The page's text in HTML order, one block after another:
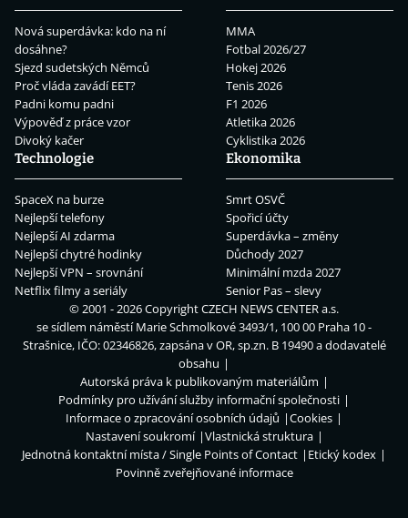
Nová superdávka: kdo na ní
dosáhne?
Sjezd sudetských Němců
Proč vláda zavádí EET?
Padni komu padni
Výpověď z práce vzor
Divoký kačer
MMA
Fotbal 2026/27
Hokej 2026
Tenis 2026
F1 2026
Atletika 2026
Cyklistika 2026
Technologie
SpaceX na burze
Nejlepší telefony
Nejlepší AI zdarma
Nejlepší chytré hodinky
Nejlepší VPN – srovnání
Netflix filmy a seriály
Ekonomika
Smrt OSVČ
Spořicí účty
Superdávka – změny
Důchody 2027
Minimální mzda 2027
Senior Pas – slevy
© 2001 - 2026 CopyrightCZECH NEWS CENTER a.s.
se sídlem náměstí Marie Schmolkové 3493/1, 100 00 Praha 10 -
Strašnice, IČO: 02346826, zapsána v OR, sp.zn. B 19490 a dodavatelé
obsahu
Autorská práva k publikovaným materiálům
Podmínky pro užívání služby informační společnosti
Informace o zpracování osobních údajů
Cookies
Nastavení soukromí
Vlastnická struktura
Jednotná kontaktní místa / Single Points of Contact
Etický kodex
Povinně zveřejňované informace